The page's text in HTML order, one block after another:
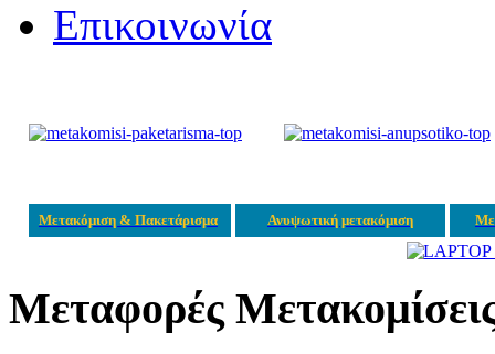
Επικοινωνία
Μετακόμιση & Πακετάρισμα Ανυψωτική μετακόμιση
Μεταφορές